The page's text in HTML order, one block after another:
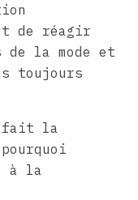
de réagir
de la mode et
toujours
fait la
à la